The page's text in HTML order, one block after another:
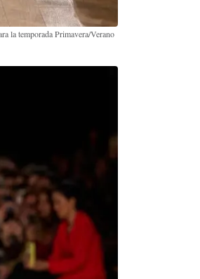
la temporada Primavera/Verano